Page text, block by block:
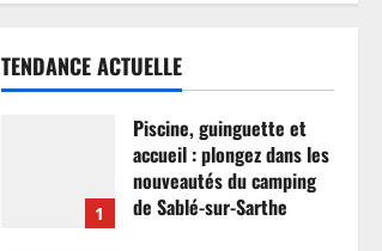
TENDANCE ACTUELLE
1
Piscine, guinguette et
accueil : plongez dans les
nouveautés du camping
de Sablé-sur-Sarthe